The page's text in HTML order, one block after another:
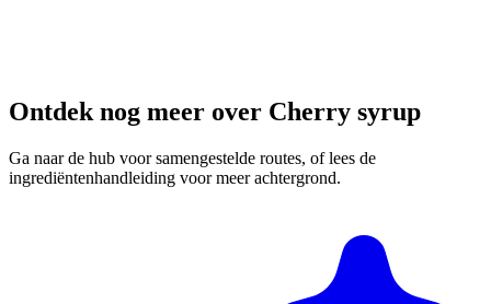
Ontdek nog meer over Cherry syrup
Ga naar de hub voor samengestelde routes, of lees de
ingrediëntenhandleiding voor meer achtergrond.